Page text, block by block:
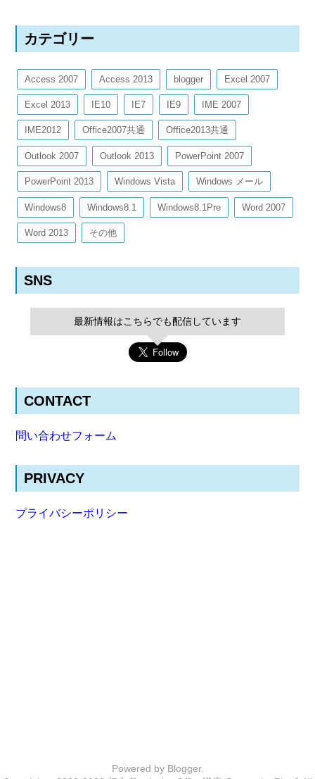
カテゴリー
Access 2007 Access 2013 blogger Excel 2007
Excel 2013 IE10 IE7 IE9 IME 2007
IME2012 Office2007共通 Office2013共通
Outlook 2007 Outlook 2013 PowerPoint 2007
PowerPoint 2013 Windows Vista Windows メール
Windows8 Windows8.1 Windows8.1Pre Word 2007
Word 2013 その他
SNS
最新情報はこちらでも配信しています
CONTACT
問い合わせフォーム
PRIVACY
プライバシーポリシー
Powered by Blogger.